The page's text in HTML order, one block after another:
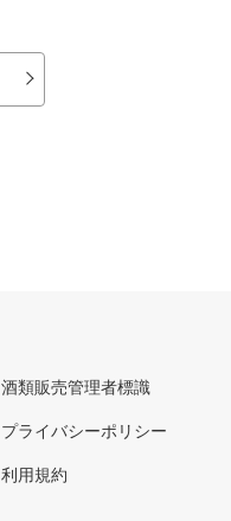
酒類販売管理者標識
プライバシーポリシー
利用規約